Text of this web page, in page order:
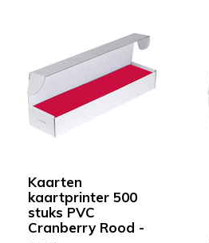
Kaarten
kaartprinter 500
stuks PVC
Cranberry Rood -